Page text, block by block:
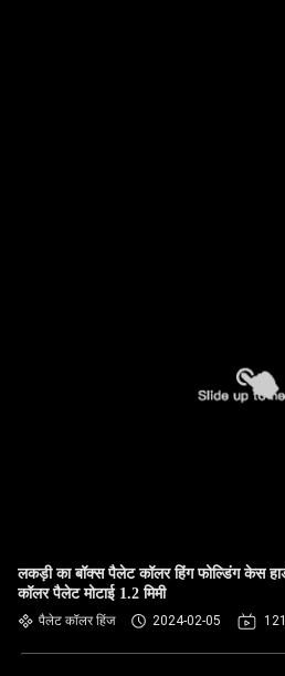
लकड़ी का बॉक्स पैलेट कॉलर हिंग फोल्डिंग केस
कॉलर पैलेट मोटाई 1.2 मिमी
पैलेट कॉलर हिंज 2024-02-05